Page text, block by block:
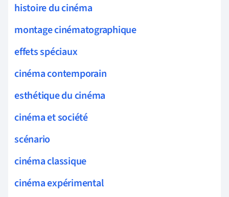
histoire du cinéma
montage cinématographique
effets spéciaux
cinéma contemporain
esthétique du cinéma
cinéma et société
scénario
cinéma classique
cinéma expérimental